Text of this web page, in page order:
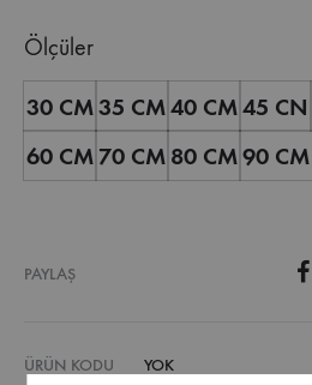
Ölçüler
30 CM35 CM40 CM45 CN
60 CM 70 CM 80 CM90 CM
PAYLAŞ
ÜRÜN KODU
YOK